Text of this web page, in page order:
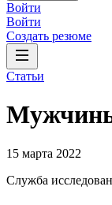
Войти
Войти
Создать резюме
Статьи
15 марта 2022
Служба